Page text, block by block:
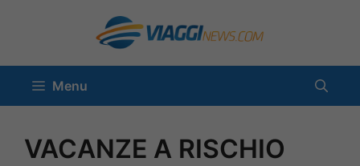
contenuto
Menu
VACANZE A RISCHIO